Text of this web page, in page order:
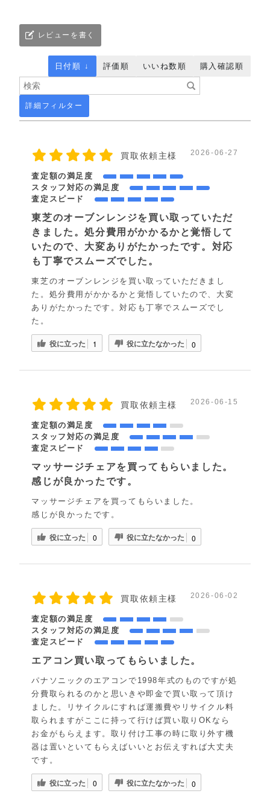
レビューを書く
詳細フィルター
日付順 ↓ 評価順 いいね数順 購入確認順
買取依頼主様 2026-06-27
査定額の満足度
スタッフ対応の満足度
査定スピード
東芝のオーブンレンジを買い取っていただ
きました。処分費用がかかるかと覚悟して
いたので、大変ありがたかったです。対応
も丁寧でスムーズでした。
東芝のオーブンレンジを買い取っていただきまし
た。処分費用がかかるかと覚悟していたので、大変
ありがたかったです。対応も丁寧でスムーズでし
た。
役に立った 1 役に立たなかった 0
買取依頼主様 2026-06-15
査定額の満足度
スタッフ対応の満足度
査定スピード
マッサージチェアを買ってもらいました。
感じが良かったです。
マッサージチェアを買ってもらいました。
感じが良かったです。
役に立った 0 役に立たなかった 0
買取依頼主様 2026-06-02
査定額の満足度
スタッフ対応の満足度
査定スピード
エアコン買い取ってもらいました。
パナソニックのエアコンで1998年式のものですが処
分費取られるのかと思いきや即金で買い取って頂け
ました。リサイクルにすれば運搬費やリサイクル料
取られますがここに持って行けば買い取りOKなら
お金がもらえます。取り付け工事の時に取り外す機
器は置いといてもらえばいいとお伝えすれば大丈夫
です。
役に立った 0 役に立たなかった 0